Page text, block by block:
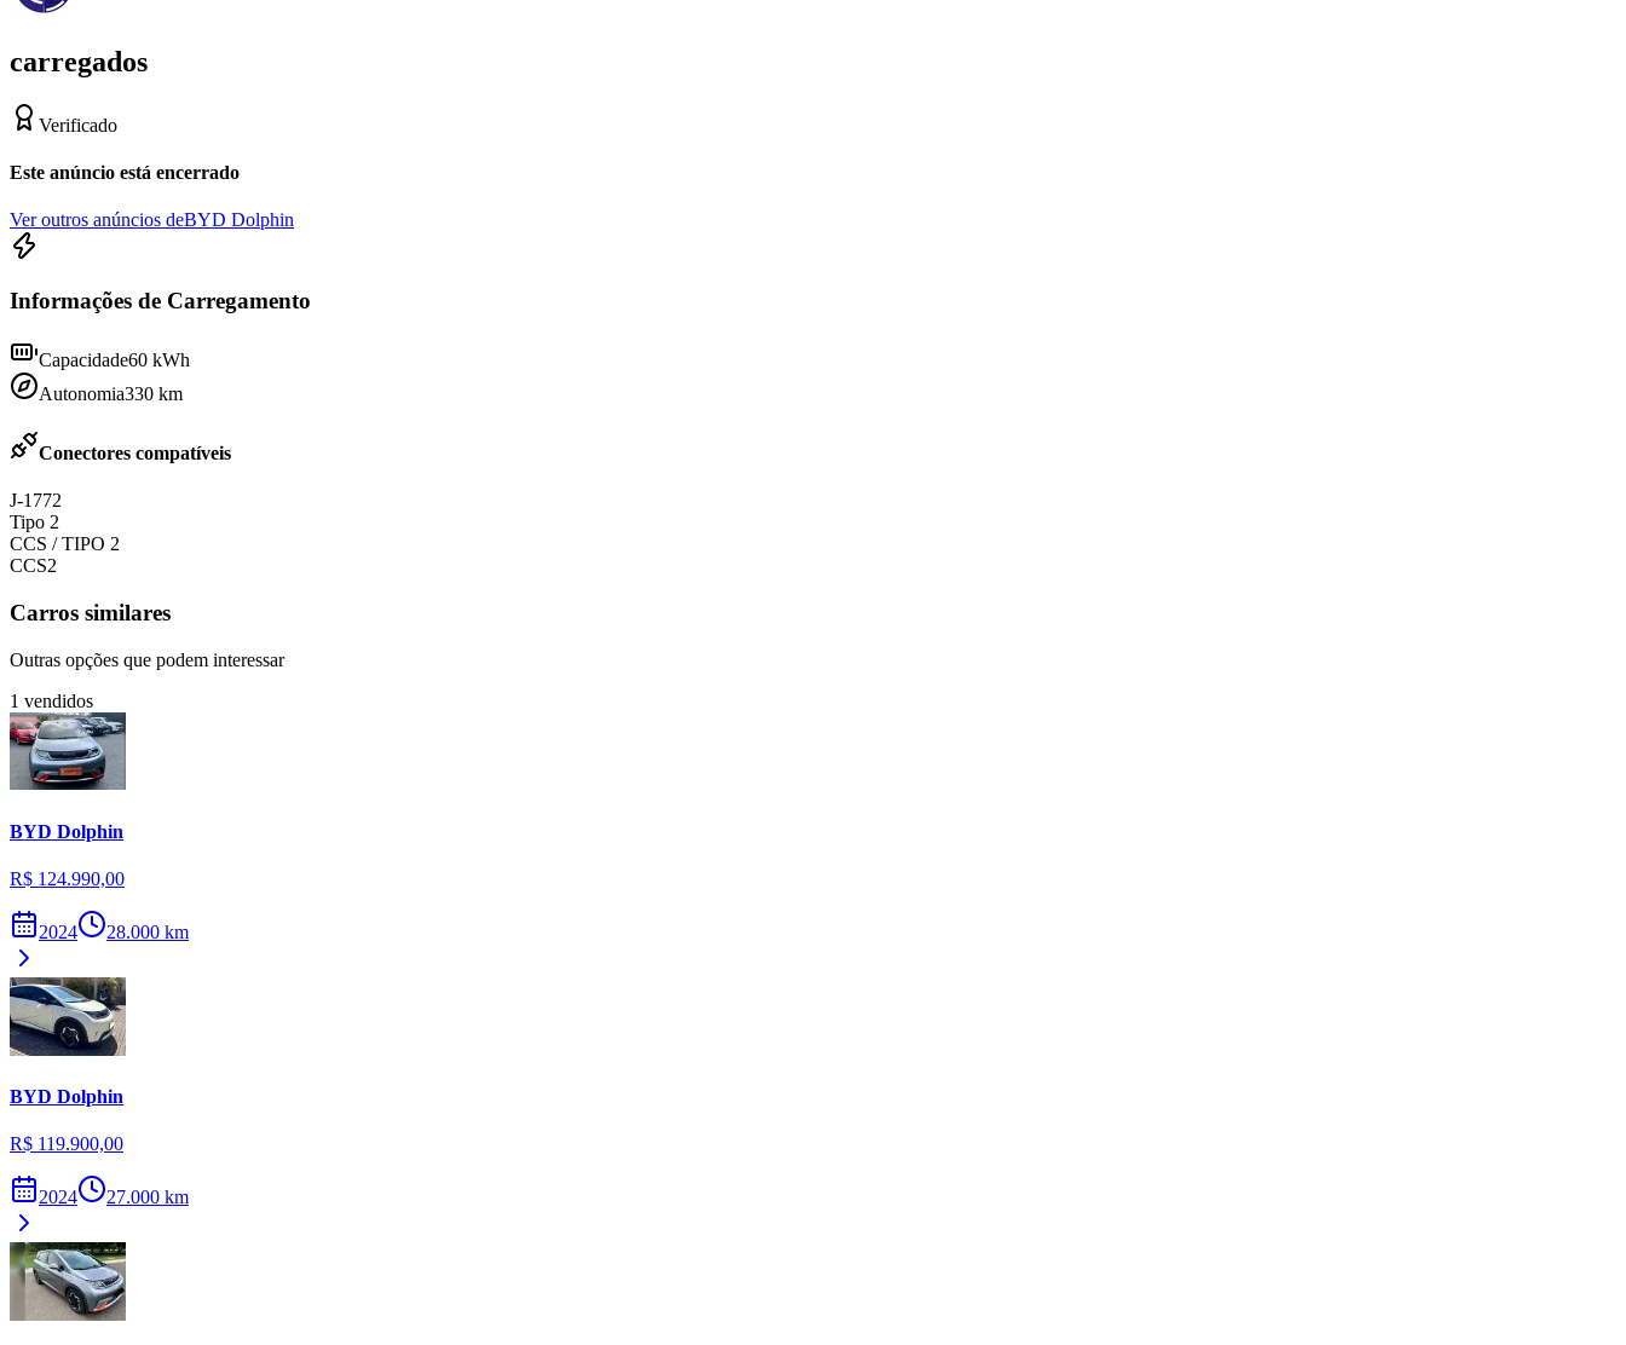
carregados
Verificado
Este anúncio está encerrado
Ver outros anúncios deBYD Dolphin
Informações de Carregamento
Capacidade60 kWh
Autonomia330 km
Conectores compatíveis
J-1772
Tipo 2
CCS / TIPO 2
CCS2
Carros similares
Outras opções que podem interessar
1 vendidos
BYD Dolphin
R$ 124.990,00
2024 28.000 km
BYD Dolphin
R$ 119.900,00
2024 27.000 km